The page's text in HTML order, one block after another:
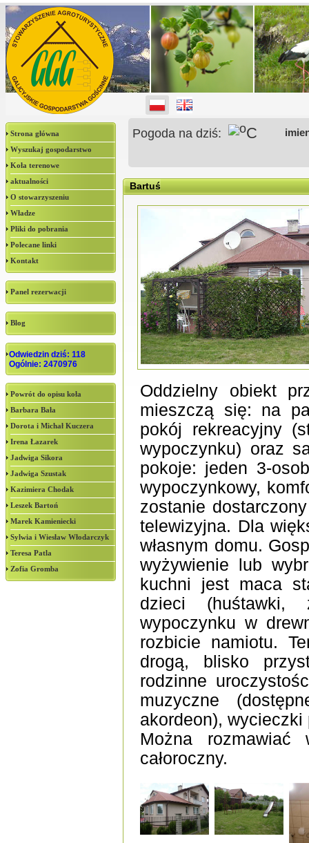
Strona główna
Wyszukaj gospodarstwo
Koła terenowe
aktualności
O stowarzyszeniu
Władze
Pliki do pobrania
Polecane linki
Kontakt
Panel rezerwacji
Blog
Odwiedzin dziś: 118
Ogólnie: 2470976
Powrót do opisu koła
Barbara Bała
Dorota i Michał Kuczera
Irena Łazarek
Jadwiga Sikora
Jadwiga Szustak
Kazimiera Chodak
Leszek Bartoń
Marek Kamieniecki
Sylwia i Wiesław Włodarczyk
Teresa Patla
Zofia Gromba
Pogoda na dziś: oC
Bartuś
Oddzielny obiekt
mieszczą się: na
pokój rekreacyjny
wypoczynku) oraz
pokoje: jeden 3-
wypoczynkowy,
zostanie
telewizyjna. Dla
własnym domu.
wyżywienie lub
kuchni jest maca
dzieci (huśtawki,
wypoczynku w
rozbicie namiotu.
drogą, blisko
rodzinne
muzyczne
akordeon),
Można
całoroczny.